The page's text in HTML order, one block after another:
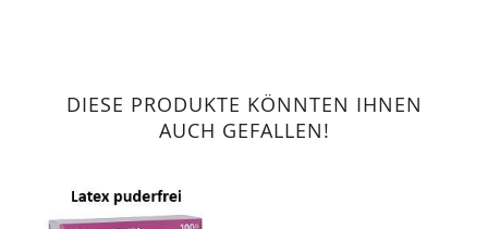
DIESE PRODUKTE KÖNNTEN IHNEN
AUCH GEFALLEN!